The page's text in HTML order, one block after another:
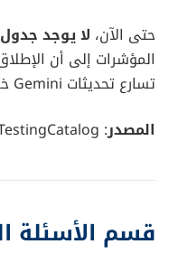
حتى الآن، لا يوجد
المؤشرات إلى أن
تسارع تحديثات Gemini خلال الأشهر الأخيرة.
المصدر: TestingCatalog
قسم الأسئلة